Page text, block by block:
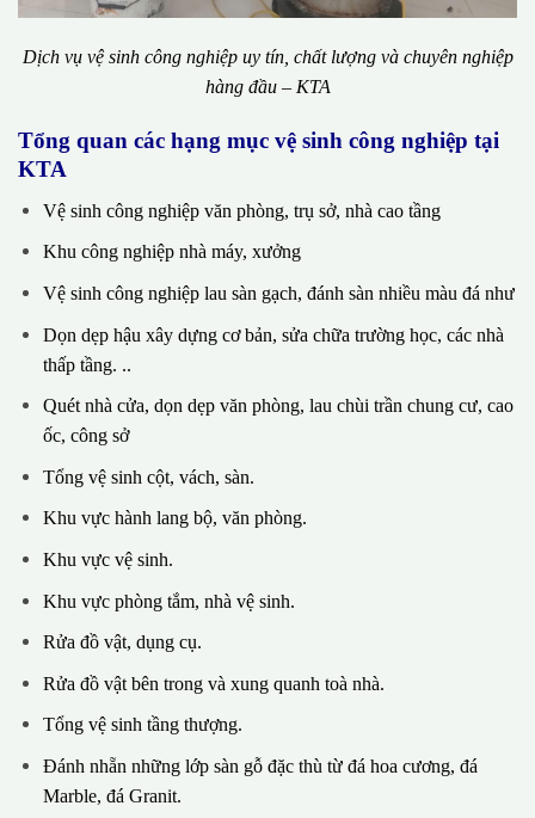
Dịch vụ vệ sinh công nghiệp uy tín, chất lượng và chuyên nghiệp
hàng đầu – KTA
Tổng quan các hạng mục vệ sinh công nghiệp tại
KTA
Vệ sinh công nghiệp văn phòng, trụ sở, nhà cao tầng
Khu công nghiệp nhà máy, xưởng
Vệ sinh công nghiệp lau sàn gạch, đánh sàn nhiều màu đá như
Dọn dẹp hậu xây dựng cơ bản, sửa chữa trường học, các nhà
thấp tầng. ..
Quét nhà cửa, dọn dẹp văn phòng, lau chùi trần chung cư, cao
ốc, công sở
Tổng vệ sinh cột, vách, sàn.
Khu vực hành lang bộ, văn phòng.
Khu vực vệ sinh.
Khu vực phòng tắm, nhà vệ sinh.
Rửa đồ vật, dụng cụ.
Rửa đồ vật bên trong và xung quanh toà nhà.
Tổng vệ sinh tầng thượng.
Đánh nhẵn những lớp sàn gỗ đặc thù từ đá hoa cương, đá
Marble, đá Granit.